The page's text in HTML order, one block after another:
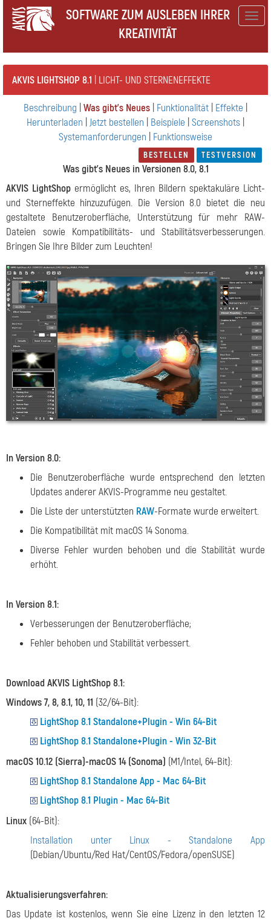
SOFTWARE ZUM AUSLEBEN IHRER
KREATIVITÄT
AKVIS LIGHTSHOP 8.1 | LICHT- UND STERNENEFFEKTE
Beschreibung Was gibt's Neues Funktionalität Effekte
Herunterladen
Jetzt bestellen Beispiele Screenshots
Systemanforderungen
Funktionsweise
BESTELLEN TESTVERSION
Was gibt's Neues in Versionen 8.0, 8.1
AKVIS LightShop ermöglicht es, Ihren Bildern spektakuläre Licht-
und Sterneffekte hinzuzufügen. Die Version 8.0 bietet die neu
gestaltete Benutzeroberfläche, Unterstützung für mehr RAW-
Dateien sowie Kompatibilitäts- und Stabilitätsverbesserungen.
Bringen Sie Ihre Bilder zum Leuchten!
In Version 8.0:
Die Benutzeroberfläche wurde entsprechend den letzten
Updates anderer AKVIS-Programme neu gestaltet.
Die Liste der unterstützten RAW-Formate wurde erweitert.
Die Kompatibilität mit macOS 14 Sonoma.
Diverse Fehler wurden behoben und die Stabilität wurde
erhöht.
In Version 8.1:
Verbesserungen der Benutzeroberfläche;
Fehler behoben und Stabilität verbessert.
Download AKVIS LightShop 8.1:
Windows 7, 8, 8.1, 10, 11 (32/64-Bit):
LightShop 8.1 Standalone+Plugin - Win 64-Bit
LightShop 8.1 Standalone+Plugin - Win 32-Bit
macOS 10.12 (Sierra)-macOS 14 (Sonoma) (M1/Intel, 64-Bit):
LightShop 8.1 Standalone App - Mac 64-Bit
LightShop 8.1 Plugin - Mac 64-Bit
Linux (64-Bit):
Installation unter Linux - Standalone App
(Debian/Ubuntu/Red Hat/CentOS/Fedora/openSUSE)
Aktualisierungsverfahren:
Das Update ist kostenlos, wenn Sie eine Lizenz in den letzten 12